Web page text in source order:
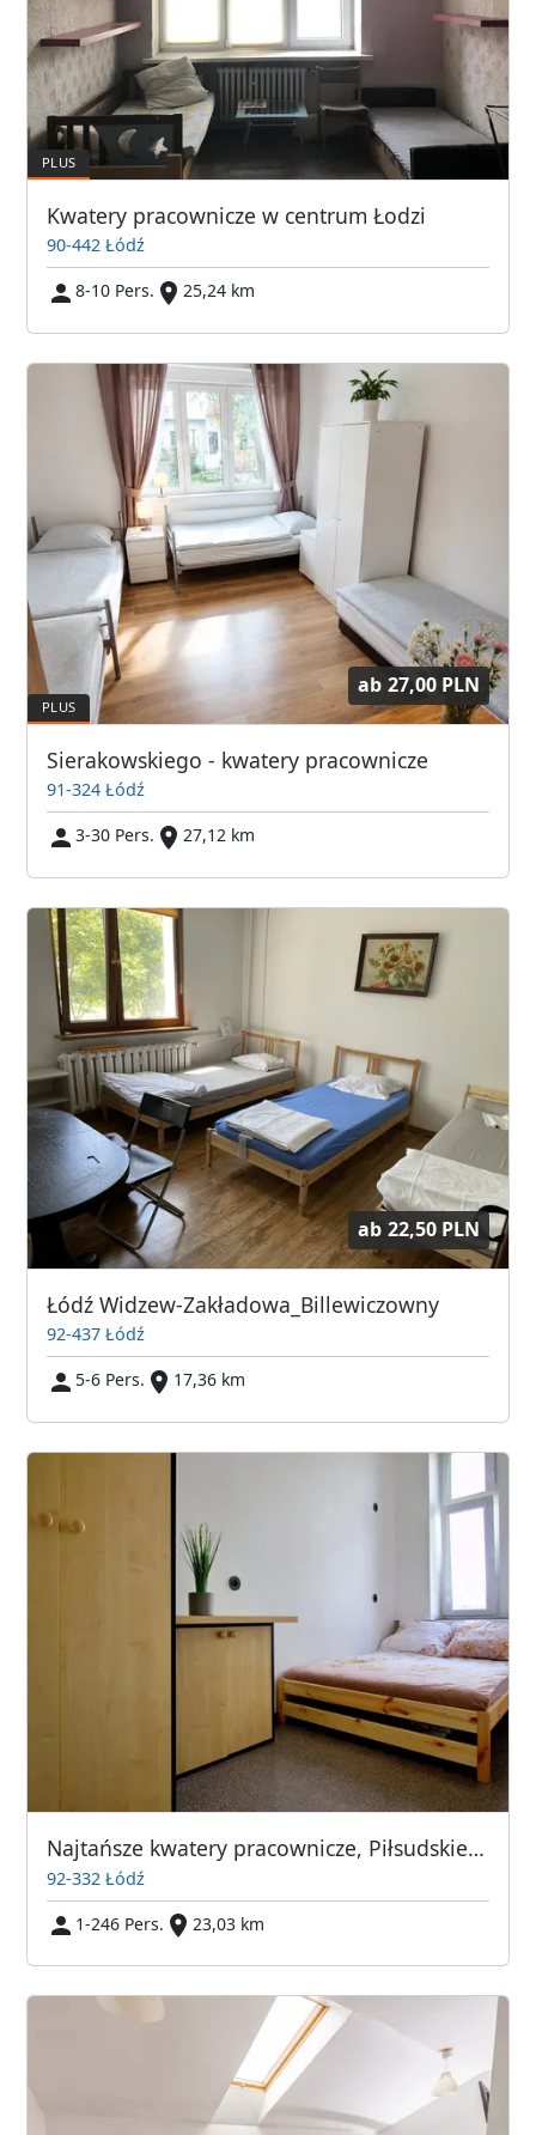
Kwatery pracownicze w centrum Łodzi
90-442 Łódź
8-10 Pers.
25,24 km
ab 27,00 PLN
Sierakowskiego - kwatery pracownicze
91-324 Łódź
3-30 Pers.
27,12 km
ab 22,50 PLN
Łódź Widzew-Zakładowa_Billewiczowny
92-437 Łódź
5-6 Pers.
17,36 km
Najtańsze kwatery pracownicze, Piłsudskiego 93, Łódź
92-332 Łódź
1-246 Pers.
23,03 km